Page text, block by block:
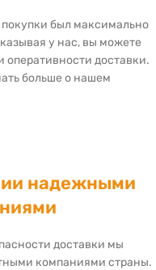
был максимально
у нас, вы можете
оперативности доставки.
больше о нашем
надежными
доставки мы
компаниями страны.